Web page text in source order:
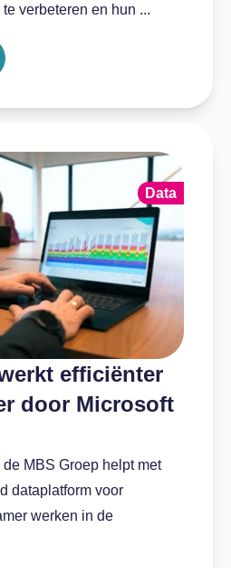
verbeteren en hun ...
efficiënter
door Microsoft
MBS Groep helpt met
dataplatform voor
werken in de
Data